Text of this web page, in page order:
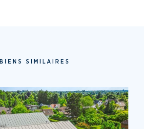
BIENS SIMILAIRES